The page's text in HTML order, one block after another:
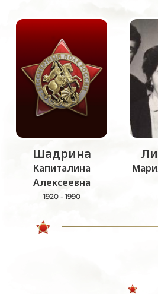
Шадрина
Капиталина
Алексеевна
1920 - 1990